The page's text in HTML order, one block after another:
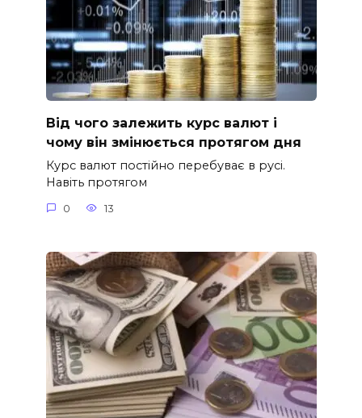
Від чого залежить курс валют і
чому він змінюється протягом дня
Курс валют постійно перебуває в русі.
Навіть протягом
0 13